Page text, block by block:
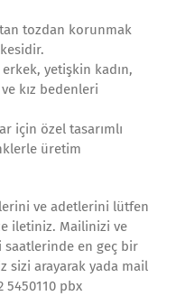
tozdan korunmak
yetişkin kadın,
kız bedenleri
için özel tasarımlı
üretim
ve adetlerini lütfen
iletiniz. Mailinizi ve
saatlerinde en geç bir
sizi arayarak yada mail
5450110 pbx